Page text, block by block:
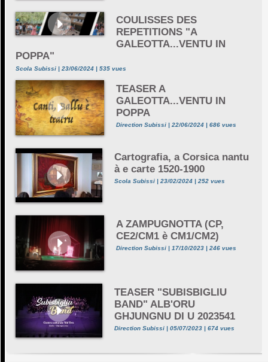
COULISSES DES
REPETITIONS "A
GALEOTTA...VENTU IN
POPPA"
Scola Subissi | 23/06/2024 | 535 vues
TEASER A
GALEOTTA...VENTU IN
POPPA
Direction Subissi | 22/06/2024 | 686 vues
Cartografia, a Corsica nantu
à e carte 1520-1900
Scola Subissi | 23/02/2024 | 252 vues
A ZAMPUGNOTTA (CP,
CE2/CM1 è CM1/CM2)
Direction Subissi | 17/10/2023 | 246 vues
TEASER "SUBISBIGLIU
BAND" ALB'ORU
GHJUNGNU DI U 2023541
Direction Subissi | 05/07/2023 | 674 vues